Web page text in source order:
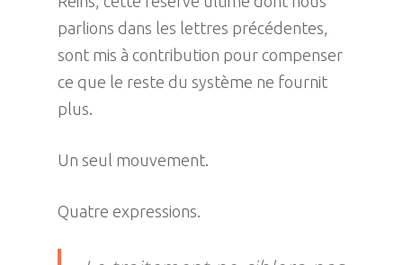
parlions dans les lettres précédentes,
sont mis à contribution pour compenser
ce que le reste du système ne fournit
plus.
Un seul mouvement.
Quatre expressions.